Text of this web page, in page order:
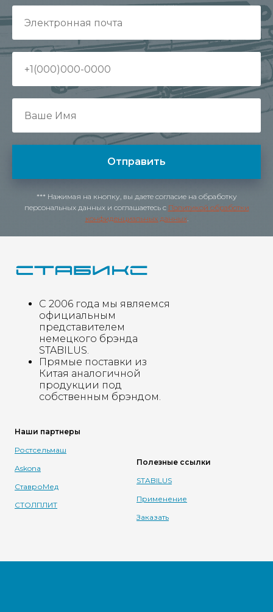
Отправить
*** Нажимая на кнопку, вы даете согласие на обработку
персональных данных и соглашаетесь c Политикой обработки
конфиденциальных данных.
С 2006 года мы являемся
официальным
представителем
немецкого брэнда
STABILUS.
Прямые поставки из
Китая аналогичной
продукции под
собственным брэндом.
Наши партнеры
Ростсельмаш
Askona
СтавроМед
СТОЛПЛИТ
Полезные ссылки
STABILUS
Применение
Заказать